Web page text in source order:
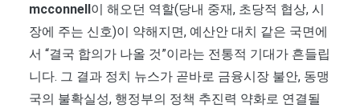
mcconnell이 해오던 역할(당내 중재, 초당적 협상, 시
장에 주는 신호)이 약해지면, 예산안 대치 같은 국면에
서 “결국 합의가 나올 것”이라는 전통적 기대가 흔들립
니다. 그 결과 정치 뉴스가 곧바로 금융시장 불안, 동맹
국의 불확실성, 행정부의 정책 추진력 약화로 연결될